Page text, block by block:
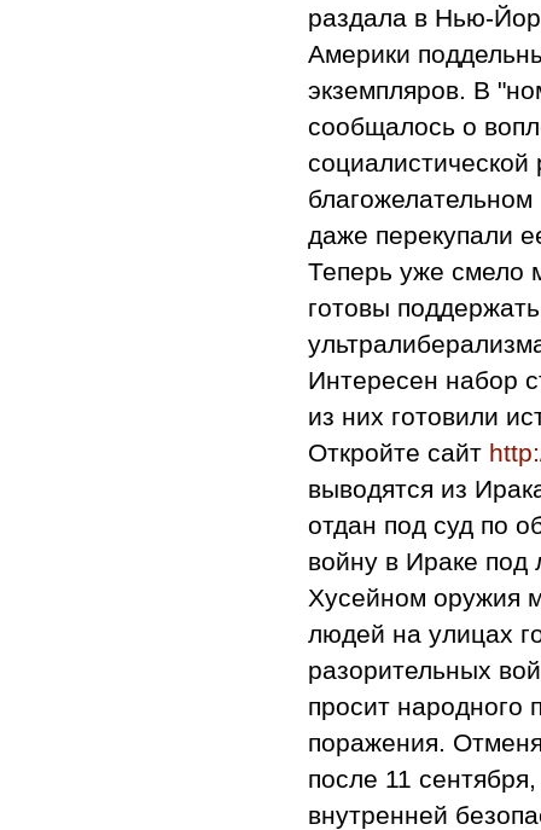
раздала в Нью-
Америки
экземпляров. В
сообщалось о
даже перекупали
Теперь уже смело
готовы
Интересен набор
из них готовили
Откройте сайт
выводятся из
отдан под суд по
войну в Ираке
Хусейном оружия
людей на улицах
разорительных
просит народного
поражения.
после 11
внутренней